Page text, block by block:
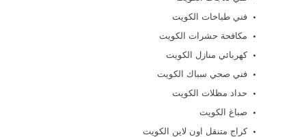
فني طباخات الكويت
مكافحة حشرات الكويت
كهربائي منازل الكويت
فني صحي سباك الكويت
حداد مظلات الكويت
صباغ الكويت
كراج متنقل اون لاين الكويت